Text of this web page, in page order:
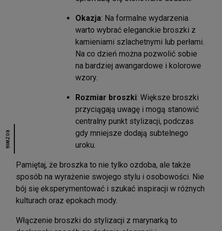
ROZWIŃ
Okazja: Na formalne wydarzenia
warto wybrać eleganckie broszki z
kamieniami szlachetnymi lub perłami.
Na co dzień można pozwolić sobie
na bardziej awangardowe i kolorowe
wzory.
Rozmiar broszki: Większe broszki
przyciągają uwagę i mogą stanowić
centralny punkt stylizacji, podczas
gdy mniejsze dodają subtelnego
uroku.
Pamiętaj, że broszka to nie tylko ozdoba, ale także
sposób na wyrażenie swojego stylu i osobowości. Nie
bój się eksperymentować i szukać inspiracji w różnych
kulturach oraz epokach mody.
Włączenie broszki do stylizacji z marynarką to